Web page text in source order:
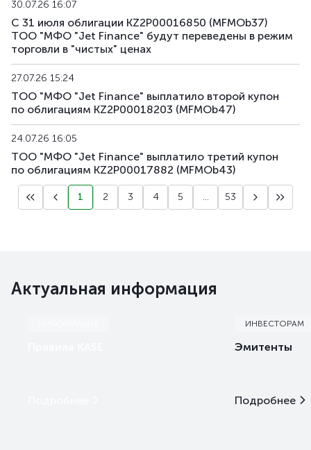
MFMOb48
MFMOb49 KZ2P00018880 альтернативная
MFMOb50 KZ2P00018898 альтернативная
30.07.26 16:07
С 31 июля облигации KZ2P00016850 (MFMOb37)
ТОО "МФО "Jet Finance" будут переведены в режим
торговли в "чистых" ценах
27.07.26 15:24
ТОО "МФО "Jet Finance" выплатило второй купон
по облигациям KZ2P00018203 (MFMOb47)
24.07.26 16:05
ТОО "МФО "Jet Finance" выплатило третий купон
по облигациям KZ2P00017882 (MFMOb43)
1 2 3 4 5 ... 53
Актуальная информация
ИНВЕСТОРАМ
Эмитенты
Подробнее